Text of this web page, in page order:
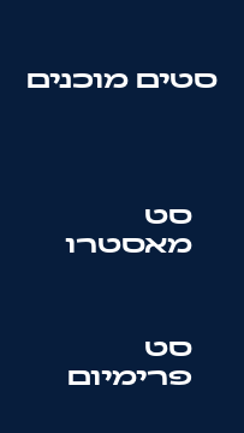
סטים מוכנים
סט
מאסטרו
סט
פרימיום